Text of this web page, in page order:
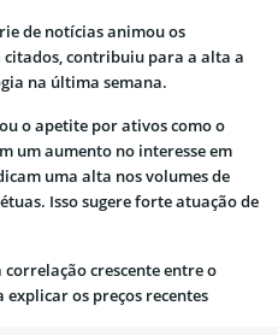
de notícias animou os
contribuiu para a alta a
na última semana.
o apetite por ativos como o
um aumento no interesse em
uma alta nos volumes de
Isso sugere forte atuação de
correlação crescente entre o
os preços recentes